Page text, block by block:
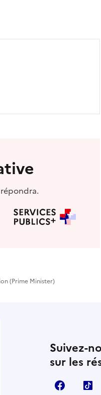
(Prime Minister)
Suivez-
sur les